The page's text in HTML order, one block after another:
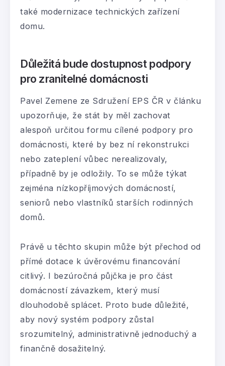
také modernizace technických zařízení
domu.
Důležitá bude dostupnost podpory
pro zranitelné domácnosti
Pavel Zemene ze Sdružení EPS ČR v článku
upozorňuje, že stát by měl zachovat
alespoň určitou formu cílené podpory pro
domácnosti, které by bez ní rekonstrukci
nebo zateplení vůbec nerealizovaly,
případně by je odložily. To se může týkat
zejména nízkopříjmových domácností,
seniorů nebo vlastníků starších rodinných
domů.
Právě u těchto skupin může být přechod od
přímé dotace k úvěrovému financování
citlivý. I bezúročná půjčka je pro část
domácností závazkem, který musí
dlouhodobě splácet. Proto bude důležité,
aby nový systém podpory zůstal
srozumitelný, administrativně jednoduchý a
finančně dosažitelný.